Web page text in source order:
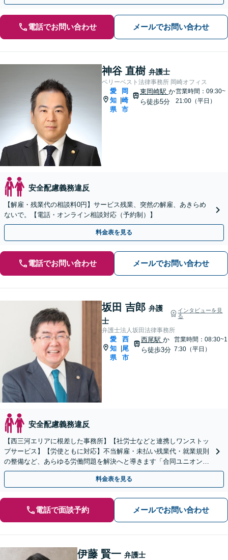
電話でお問い合わせ メールでお問い合わせ
神谷 直樹 弁護士
ベリーベスト法律事務所 岡崎オフィス
愛
知
県
岡
崎
市
東岡崎駅 か
ら徒歩5分
営業時間：09:30~
21:00（平日）
安全配慮義務違反
【解雇・残業代の相談料0円】サービス残業、突然の解雇、あきらめ
ないで。【電話・オンライン相談対応（予約制）】
料金表を見る
電話でお問い合わせ メールでお問い合わせ
坂田 吉郎 弁護
士
インタビューを見
る
弁護士法人坂田法律事務所
愛
知
県
西
尾
市
西尾駅 か
ら徒歩3分
営業時間：08:30~1
7:30（平日）
安全配慮義務違反
【西三河エリアに根差した事務所】【社労士などと連携しワンストッ
プサービス】【労使ともに対応】不当解雇・未払い残業代・就業規則
の整備など、あらゆる労働問題を解決へと導きます「合同ユニオン」
との交渉を代理した経験あり【休日・夜間相談あり】
料金表を見る
電話で面談予約 メールでお問い合わせ
伊藤 賢一 弁護士